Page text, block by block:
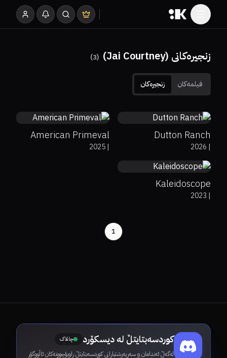
زنجیرەکانی (Jai Courtney) (
3
)
فیلمەکان زنجیرەکان
Dutton Ranch
|
2026
American Primeval
|
2025
Kaleidoscope
|
2023
1
کوردسەبتایتڵ لە دیسکۆرد چالاک
لەگەڵ ئەندامان و سەرپەرشتیارانی کوردسەبتایتڵ ڕاوبۆچوونەکان ئاڵووگۆڕ